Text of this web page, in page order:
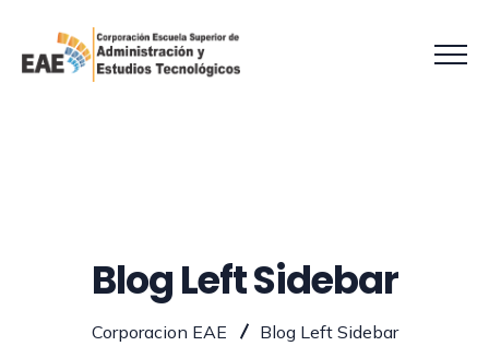
Blog Left Sidebar
Corporacion EAE Blog Left Sidebar